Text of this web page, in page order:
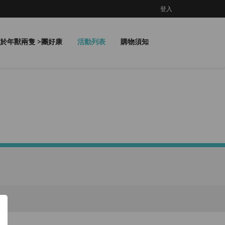
登入
年獸兩隻 >團好康 活動列表 購物須知